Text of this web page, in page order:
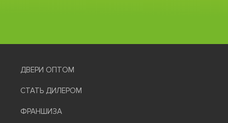
ДВЕРИ ОПТОМ
СТАТЬ ДИЛЕРОМ
ФРАНШИЗА